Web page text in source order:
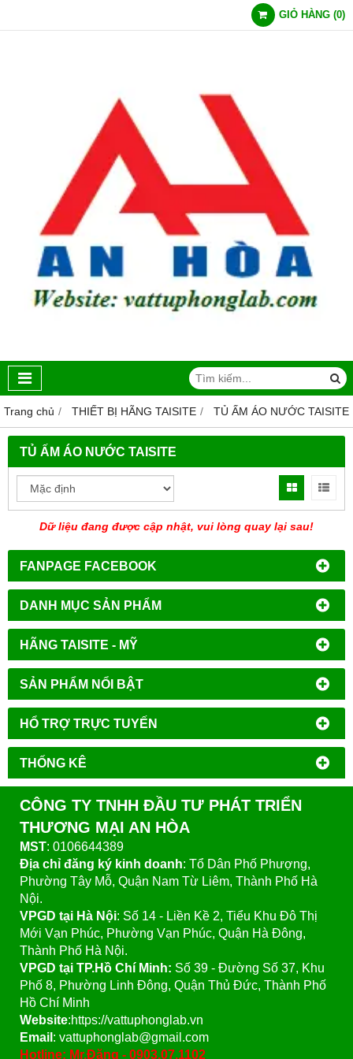
GIỎ HÀNG (0)
Trang chủ THIẾT BỊ HÃNG TAISITE TỦ ẤM ÁO NƯỚC TAISITE
FANPAGE FACEBOOK
DANH MỤC SẢN PHẨM
HÃNG TAISITE - MỸ
SẢN PHẨM NỔI BẬT
HỔ TRỢ TRỰC TUYẾN
THỐNG KÊ
TỦ ẤM ÁO NƯỚC TAISITE
Dữ liệu đang được cập nhật, vui lòng quay lại sau!
CÔNG TY TNHH ĐẦU TƯ PHÁT TRIỂN
THƯƠNG MẠI AN HÒA
MST: 0106644389
Địa chỉ đăng ký kinh doanh: Tổ Dân Phố Phượng,
Phường Tây Mỗ, Quận Nam Từ Liêm, Thành Phố Hà
Nội.
VPGD tại Hà Nội: Số 14 - Liền Kề 2, Tiểu Khu Đô Thị
Mới Vạn Phúc, Phường Vạn Phúc, Quận Hà Đông,
Thành Phố Hà Nội.
VPGD tại TP.Hồ Chí Minh: Số 39 - Đường Số 37, Khu
Phố 8, Phường Linh Đông, Quận Thủ Đức, Thành Phố
Hồ Chí Minh
Website:https://vattuphonglab.vn
Email : vattuphonglab@gmail.com
Hotline: Mr.Đăng - 0903.07.1102